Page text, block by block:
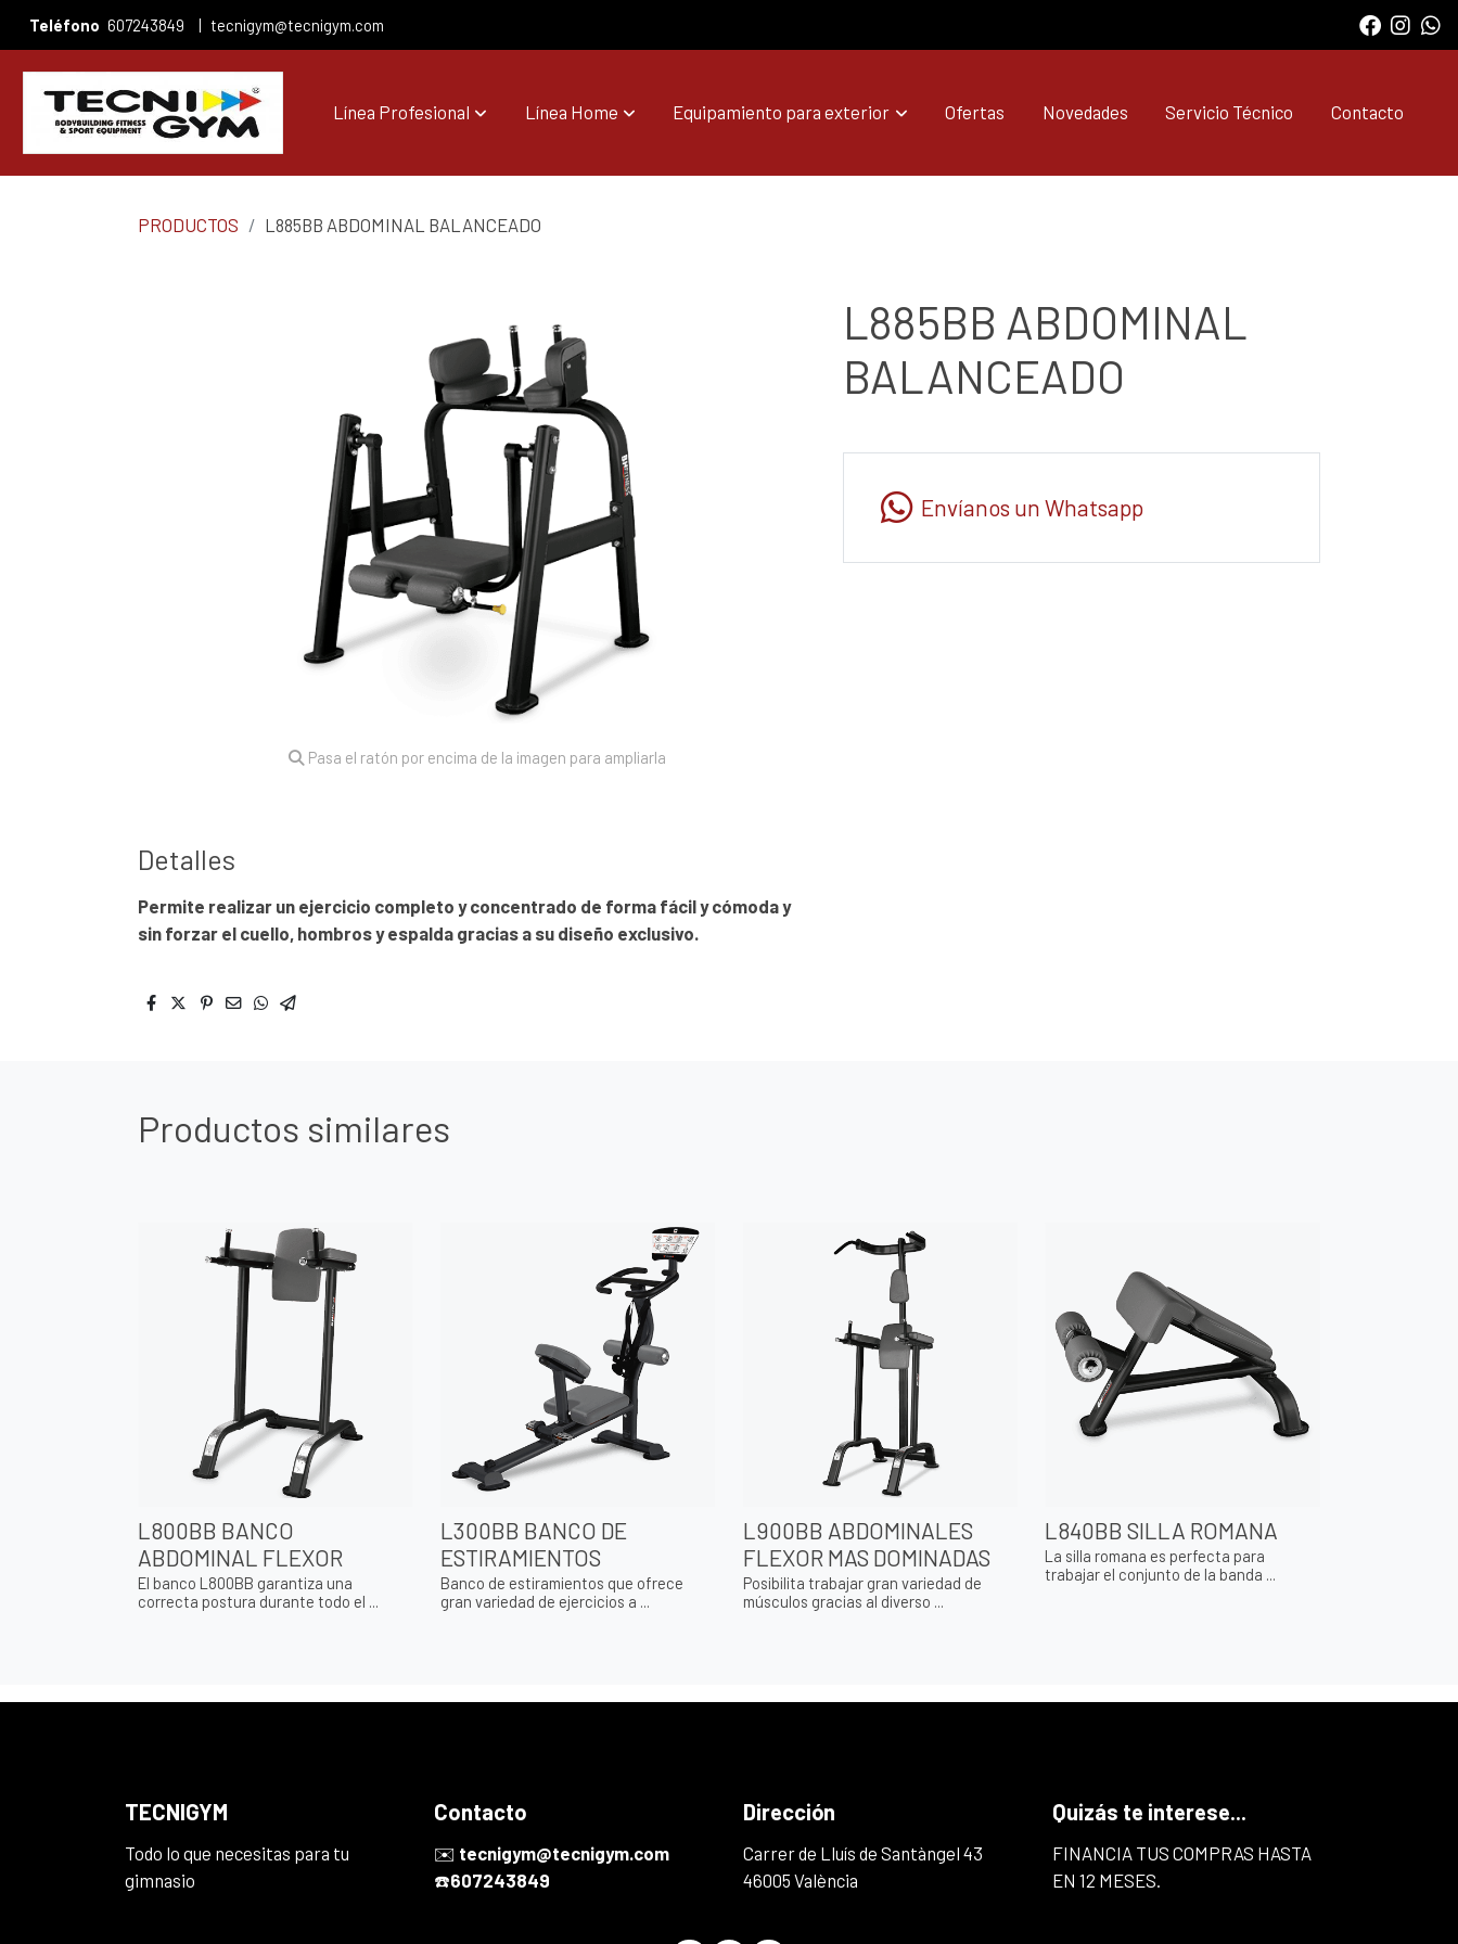
Teléfono 607243849 | tecnigym@tecnigym.com
Línea Profesional Línea Home Equipamiento para exterior Ofertas Novedades Servicio Técnico Contacto
PRODUCTOS L885BB ABDOMINAL BALANCEADO
Pasa el ratón por encima de la imagen para ampliarla
Detalles
Permite realizar un ejercicio completo y concentrado de forma fácil y cómoda y
sin forzar el cuello, hombros y espalda gracias a su diseño exclusivo.
L885BB ABDOMINAL
BALANCEADO
Envíanos un Whatsapp
Productos similares
L800BB BANCO
ABDOMINAL FLEXOR
El banco L800BB garantiza una
correcta postura durante todo el ...
L300BB BANCO DE
ESTIRAMIENTOS
Banco de estiramientos que ofrece
gran variedad de ejercicios a ...
L900BB ABDOMINALES
FLEXOR MAS DOMINADAS
Posibilita trabajar gran variedad de
músculos gracias al diverso ...
L840BB SILLA ROMANA
La silla romana es perfecta para
trabajar el conjunto de la banda ...
TECNIGYM
Todo lo que necesitas para tu
gimnasio
Contacto
✉️ tecnigym@tecnigym.com
☎️607243849
Dirección
Carrer de Lluís de Santàngel 43
46005 València
Quizás te interese...
FINANCIA TUS COMPRAS HASTA
EN 12 MESES.